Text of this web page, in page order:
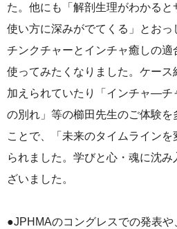
た。他にも「解剖生理がわかる
使い方に深みがでてくる」とおっ
チンクチャーとインチャ癒しの適
使ってみたくなりました。ケース
加えられていたり「インチャ―チ
の別れ」等の櫛田先生のご体験を
ことで、「未来のタイムライン
られました。学びと心・魂に沈
ざいました。
●JPHMAのコングレスでの発表